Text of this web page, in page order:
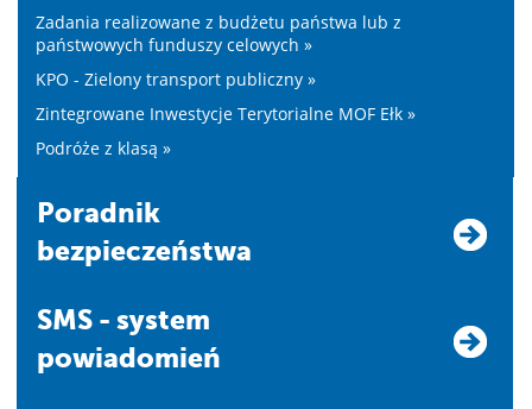
Zadania realizowane z budżetu państwa lub z
państwowych funduszy celowych »
KPO - Zielony transport publiczny »
Zintegrowane Inwestycje Terytorialne MOF Ełk »
Podróże z klasą »
Poradnik
bezpieczeństwa
SMS - system
powiadomień